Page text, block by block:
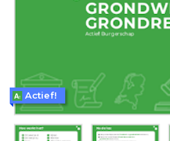
Actief!